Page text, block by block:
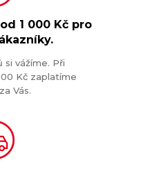
1 000 Kč pro
si vážíme. Při
Kč zaplatíme
Vás.